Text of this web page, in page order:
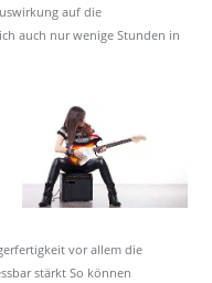
auf die
auch nur wenige Stunden in
vor allem die
stärkt So können